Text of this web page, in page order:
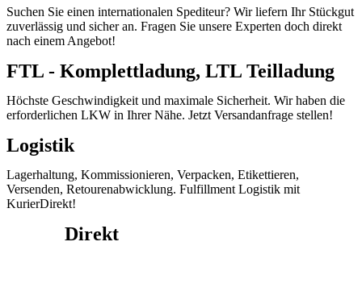
Suchen Sie einen internationalen Spediteur? Wir liefern Ihr Stückgut
zuverlässig und sicher an. Fragen Sie unsere Experten doch direkt
nach einem Angebot!
FTL - Komplettladung, LTL Teilladung
Höchste Geschwindigkeit und maximale Sicherheit. Wir haben die
erforderlichen LKW in Ihrer Nähe. Jetzt Versandanfrage stellen!
Logistik
Lagerhaltung, Kommissionieren, Verpacken, Etikettieren,
Versenden, Retourenabwicklung. Fulfillment Logistik mit
KurierDirekt!
Direkt